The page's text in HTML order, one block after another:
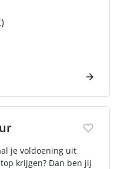
je voldoening uit
krijgen? Dan ben jij